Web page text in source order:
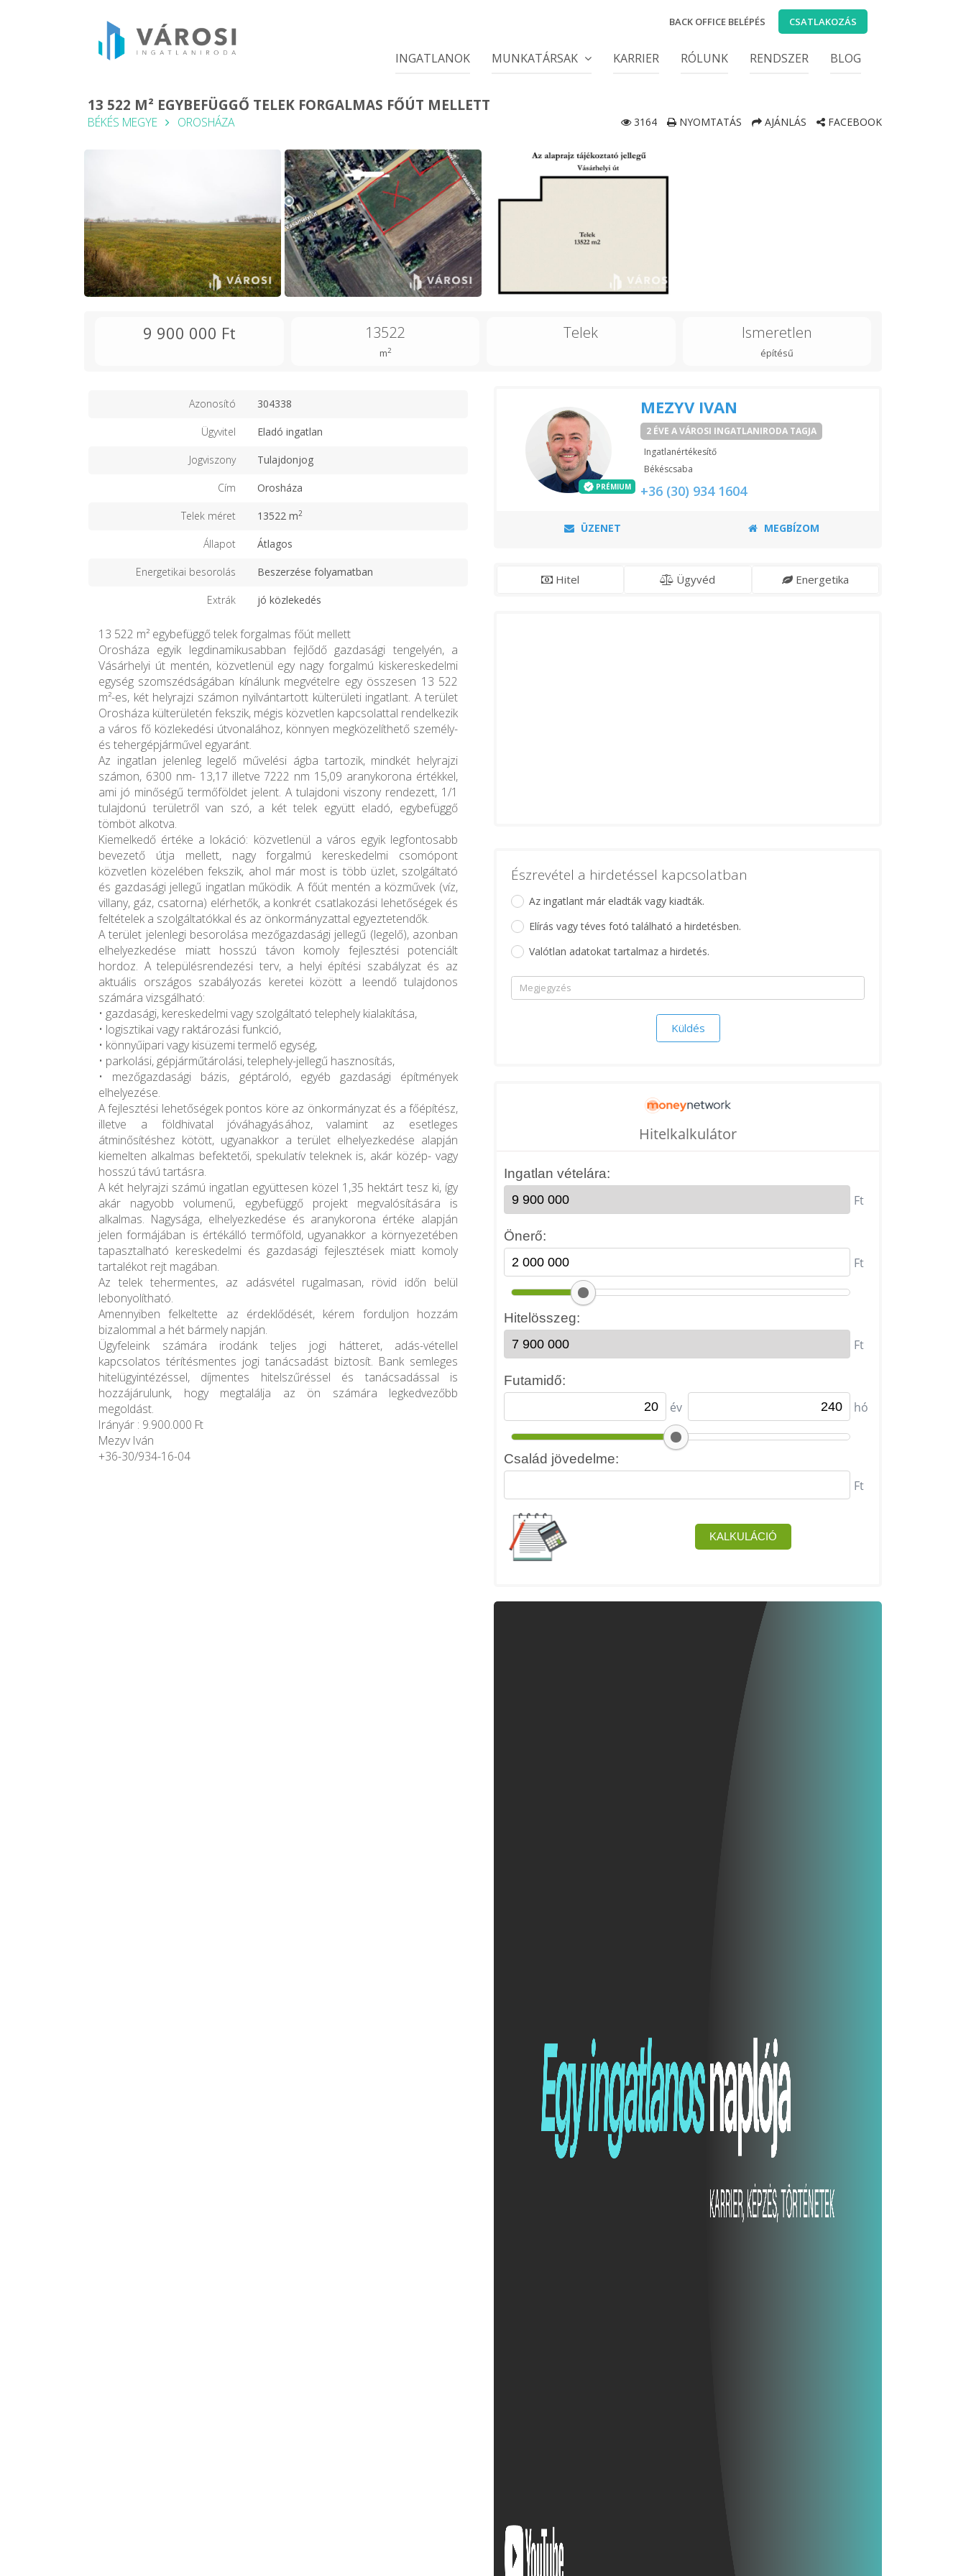
BACK OFFICE BELÉPÉS CSATLAKOZÁS
INGATLANOK MUNKATÁRSAK KARRIER RÓLUNK RENDSZER BLOG
13 522 M² EGYBEFÜGGŐ TELEK FORGALMAS FŐÚT MELLETT
BÉKÉS MEGYE OROSHÁZA 3164 NYOMTATÁS AJÁNLÁS FACEBOOK
9 900 000 Ft 13522
m2
Telek Ismeretlen
építésű
Azonosító 304338
Ügyvitel Eladó ingatlan
Jogviszony Tulajdonjog
Cím Orosháza
Telek méret 13522 m2
Állapot Átlagos
Energetikai besorolás Beszerzése folyamatban
Extrák jó közlekedés
13 522 m² egybefüggő telek forgalmas főút mellett
Orosháza egyik legdinamikusabban fejlődő gazdasági tengelyén, a
Vásárhelyi út mentén, közvetlenül egy nagy forgalmú kiskereskedelmi
egység szomszédságában kínálunk megvételre egy összesen 13 522
m²-es, két helyrajzi számon nyilvántartott külterületi ingatlant. A terület
Orosháza külterületén fekszik, mégis közvetlen kapcsolattal rendelkezik
a város fő közlekedési útvonalához, könnyen megközelíthető személy-
és tehergépjárművel egyaránt.
Az ingatlan jelenleg legelő művelési ágba tartozik, mindkét helyrajzi
számon, 6300 nm- 13,17 illetve 7222 nm 15,09 aranykorona értékkel,
ami jó minőségű termőföldet jelent. A tulajdoni viszony rendezett, 1/1
tulajdonú területről van szó, a két telek együtt eladó, egybefüggő
tömböt alkotva.
Kiemelkedő értéke a lokáció: közvetlenül a város egyik legfontosabb
bevezető útja mellett, nagy forgalmú kereskedelmi csomópont
közvetlen közelében fekszik, ahol már most is több üzlet, szolgáltató
és gazdasági jellegű ingatlan működik. A főút mentén a közművek (víz,
villany, gáz, csatorna) elérhetők, a konkrét csatlakozási lehetőségek és
feltételek a szolgáltatókkal és az önkormányzattal egyeztetendők.
A terület jelenlegi besorolása mezőgazdasági jellegű (legelő), azonban
elhelyezkedése miatt hosszú távon komoly fejlesztési potenciált
hordoz. A településrendezési terv, a helyi építési szabályzat és az
aktuális országos szabályozás keretei között a leendő tulajdonos
számára vizsgálható:
• gazdasági, kereskedelmi vagy szolgáltató telephely kialakítása,
• logisztikai vagy raktározási funkció,
• könnyűipari vagy kisüzemi termelő egység,
• parkolási, gépjárműtárolási, telephely-jellegű hasznosítás,
• mezőgazdasági bázis, géptároló, egyéb gazdasági építmények
elhelyezése.
A fejlesztési lehetőségek pontos köre az önkormányzat és a főépítész,
illetve a földhivatal jóváhagyásához, valamint az esetleges
átminősítéshez kötött, ugyanakkor a terület elhelyezkedése alapján
kiemelten alkalmas befektetői, spekulatív teleknek is, akár közép- vagy
hosszú távú tartásra.
A két helyrajzi számú ingatlan együttesen közel 1,35 hektárt tesz ki, így
akár nagyobb volumenű, egybefüggő projekt megvalósítására is
alkalmas. Nagysága, elhelyezkedése és aranykorona értéke alapján
jelen formájában is értékálló termőföld, ugyanakkor a környezetében
tapasztalható kereskedelmi és gazdasági fejlesztések miatt komoly
tartalékot rejt magában.
Az telek tehermentes, az adásvétel rugalmasan, rövid időn belül
lebonyolítható.
Amennyiben felkeltette az érdeklődését, kérem forduljon hozzám
bizalommal a hét bármely napján.
Ügyfeleink számára irodánk teljes jogi hátteret, adás-vétellel
kapcsolatos térítésmentes jogi tanácsadást biztosít. Bank semleges
hitelügyintézéssel, díjmentes hitelszűréssel és tanácsadással is
hozzájárulunk, hogy megtalálja az ön számára legkedvezőbb
megoldást.
Irányár : 9.900.000 Ft
Mezyv Iván
+36-30/934-16-04
PRÉMIUM
MEZYV IVAN
2 ÉVE A VÁROSI INGATLANIRODA TAGJA
Ingatlanértékesítő
Békéscsaba
+36 (30) 934 1604
ÜZENET MEGBÍZOM
Hitel Ügyvéd Energetika
Észrevétel a hirdetéssel kapcsolatban
Az ingatlant már eladták vagy kiadták.
Elírás vagy téves fotó található a hirdetésben.
Valótlan adatokat tartalmaz a hirdetés.